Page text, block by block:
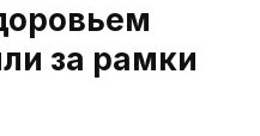
за рамки